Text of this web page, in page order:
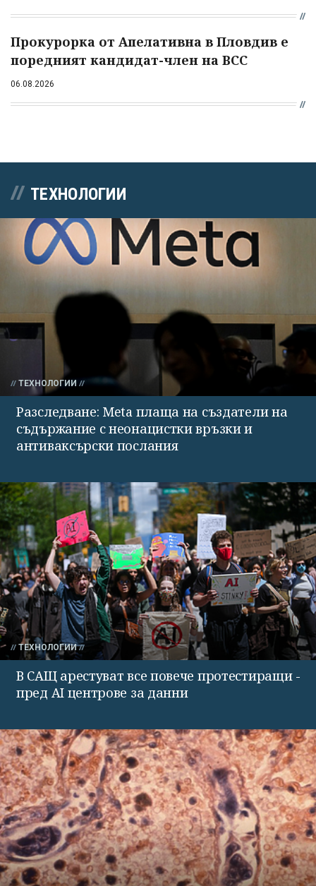
Прокурорка от Апелативна в Пловдив е
поредният кандидат-член на ВСС
06.08.2026
ТЕХНОЛОГИИ
ТЕХНОЛОГИИ
Разследване: Meta плаща на създатели на
съдържание с неонацистки връзки и
антиваксърски послания
ТЕХНОЛОГИИ
В САЩ арестуват все повече протестиращи -
пред AI центрове за данни